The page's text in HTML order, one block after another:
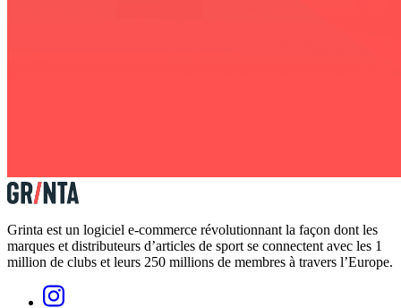
Grinta est un logiciel e-commerce révolutionnant la façon dont les
marques et distributeurs d’articles de sport se connectent avec les 1
million de clubs et leurs 250 millions de membres à travers l’Europe.